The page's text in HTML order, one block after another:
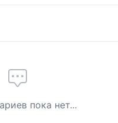
пока нет...